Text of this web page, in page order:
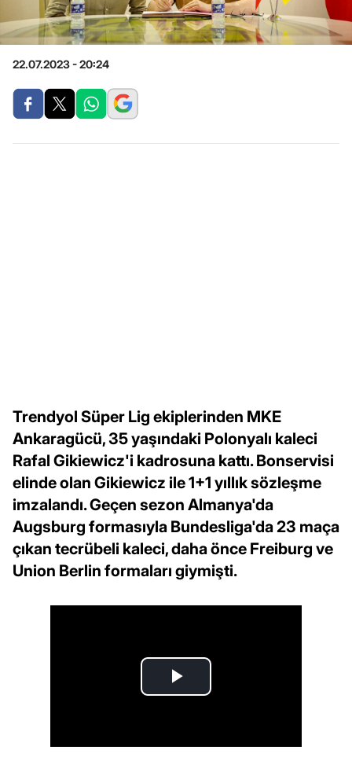
22.07.2023 - 20:24
Trendyol Süper Lig ekiplerinden MKE
Ankaragücü, 35 yaşındaki Polonyalı kaleci
Rafal Gikiewicz'i kadrosuna kattı. Bonservisi
elinde olan Gikiewicz ile 1+1 yıllık sözleşme
imzalandı. Geçen sezon Almanya'da
Augsburg formasıyla Bundesliga'da 23 maça
çıkan tecrübeli kaleci, daha önce Freiburg ve
Union Berlin formaları giymişti.